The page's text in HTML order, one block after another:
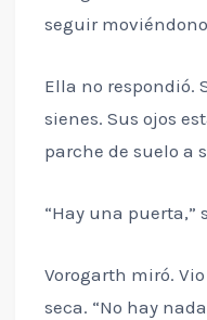
seguir
Ella no respondió.
sienes. Sus ojos
parche de suelo a
“Hay una puerta,”
Vorogarth miró.
seca. “No hay